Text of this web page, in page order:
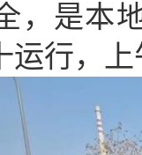
，是本
运行，